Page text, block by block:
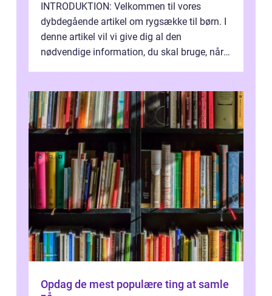
INTRODUKTION: Velkommen til vores
dybdegående artikel om rygsække til børn. I
denne artikel vil vi give dig al den
nødvendige information, du skal bruge, når
Opdag de mest populære ting at samle